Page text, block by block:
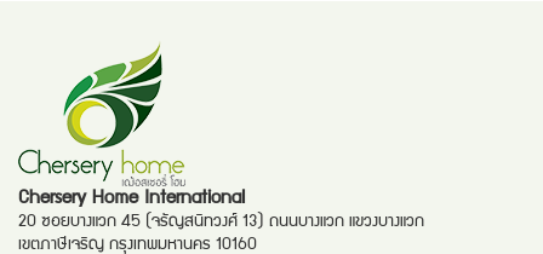
Chersery Home International
20 ซอยบางแวก 45 (จรัญสนิทวงศ์ 13) ถนนบางแวก แขวงบางแวก
เขตภาษีเจริญ กรุงเทพมหานคร 10160